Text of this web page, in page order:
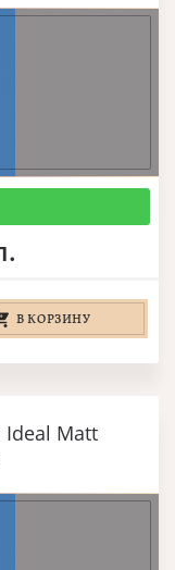
В КОРЗИНУ
Matt